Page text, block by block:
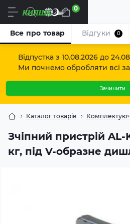
Відпустка з 10.08.2026 до
Ми почнемо обробляти всі
Зачинити
Uk 0
Каталог товарів
Зчіпний пристрій AL-
кг, під V-образне
Все про товар Відгуки 0